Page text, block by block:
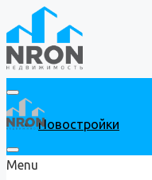
Новостройки
Menu